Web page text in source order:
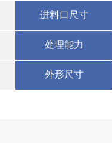
进料口尺寸
处理能力
外形尺寸
500吨砂石生产线